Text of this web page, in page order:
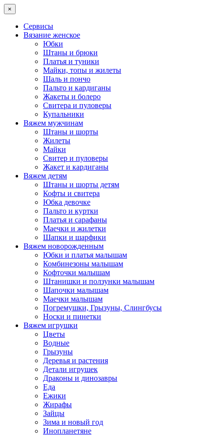
×
Сервисы
Вязание женское
Юбки
Штаны и брюки
Платья и туники
Майки, топы и жилеты
Шаль и пончо
Пальто и кардиганы
Жакеты и болеро
Свитера и пуловеры
Купальники
Вяжем мужчинам
Штаны и шорты
Жилеты
Майки
Свитер и пуловеры
Жакет и кардиганы
Вяжем детям
Штаны и шорты детям
Кофты и свитера
Юбка девочке
Пальто и куртки
Платья и сарафаны
Маечки и жилетки
Шапки и шарфики
Вяжем новорожденным
Юбки и платья малышам
Комбинезоны малышам
Кофточки малышам
Штанишки и ползунки малышам
Шапочки малышам
Маечки малышам
Погремушки, Грызуны, Слингбусы
Носки и пинетки
Вяжем игрушки
Цветы
Водные
Грызуны
Деревья и растения
Детали игрушек
Драконы и динозавры
Еда
Ежики
Жирафы
Зайцы
Зима и новый год
Инопланетяне